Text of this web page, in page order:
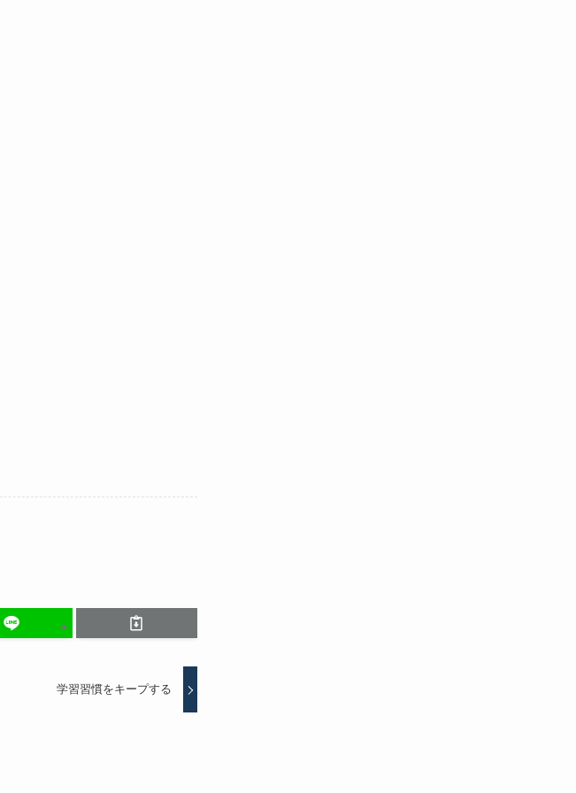
学習習慣をキープする